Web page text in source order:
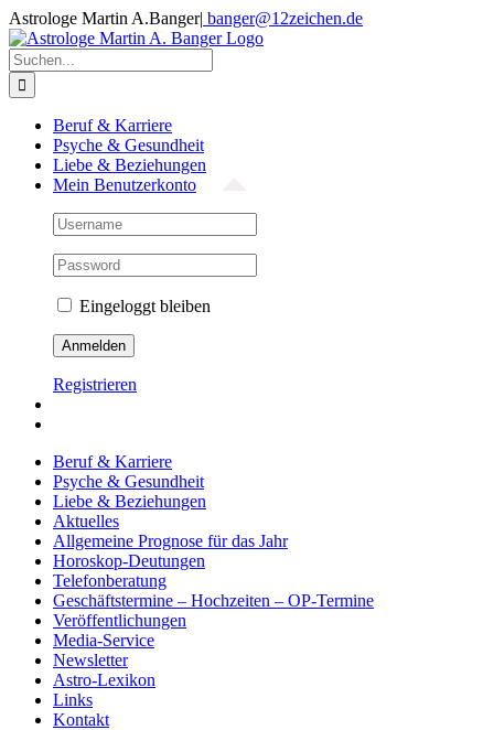
Zum
Inhalt
springen
Astrologe Martin A.Banger| banger@12zeichen.de
Facebook
Suche
nach:
Beruf & Karriere
Psyche & Gesundheit
Liebe & Beziehungen
Mein Benutzerkonto
Eingeloggt bleiben
Registrieren
Beruf & Karriere
Psyche & Gesundheit
Liebe & Beziehungen
Aktuelles
Allgemeine Prognose für das Jahr
Horoskop-Deutungen
Telefonberatung
Geschäftstermine – Hochzeiten – OP-Termine
Veröffentlichungen
Media-Service
Newsletter
Astro-Lexikon
Links
Kontakt